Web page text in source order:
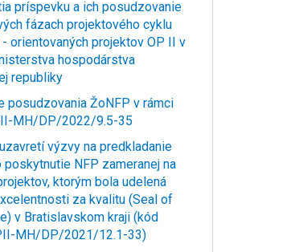
príspevku a ich posudzovanie
fázach projektového cyklu
orientovaných projektov OP II v
hospodárstva
republiky
posudzovania ŽoNFP v rámci
MH/DP/2022/9.5-35
výzvy na predkladanie
NFP zameranej na
ktorým bola udelená
za kvalitu (Seal of
v Bratislavskom kraji (kód
MH/DP/2021/12.1-33)